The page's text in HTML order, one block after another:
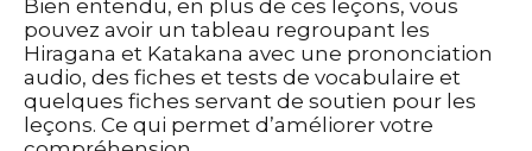
Bien entendu, en plus de ces leçons, vous
pouvez avoir un tableau regroupant les
Hiragana et Katakana avec une prononciation
audio, des fiches et tests de vocabulaire et
quelques fiches servant de soutien pour les
leçons. Ce qui permet d’améliorer votre